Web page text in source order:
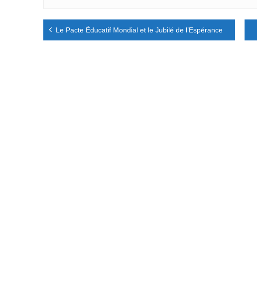
Navigation
de
Le Pacte Éducatif Mondial et le Jubilé de l’Espérance